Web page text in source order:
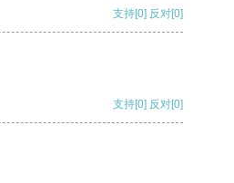
支持[0] 反对[0]
支持[0] 反对[0]